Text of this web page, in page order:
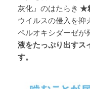
灰化』のはたらき ★
ウイルスの侵入を抑
ペルオキシダーゼが
液をたっぷり出すス
す。